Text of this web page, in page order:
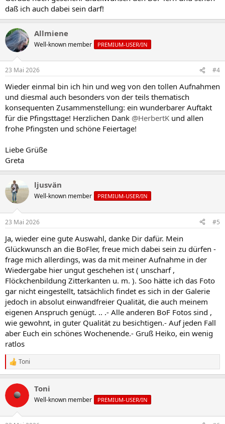
daß ich auch dabei sein darf!
Allmiene
Well-known member PREMIUM-USER/IN
23 Mai 2026 #4
Wieder einmal bin ich hin und weg von den tollen Aufnahmen
und diesmal auch besonders von der teils thematisch
konsequenten Zusammenstellung: ein wunderbarer Auftakt
für die Pfingsttage! Herzlichen Dank @HerbertK und allen
frohe Pfingsten und schöne Feiertage!
Liebe Grüße
Greta
ljusvän
Well-known member PREMIUM-USER/IN
23 Mai 2026 #5
Ja, wieder eine gute Auswahl, danke Dir dafür. Mein
Glückwunsch an die BoFler, freue mich dabei sein zu dürfen -
frage mich allerdings, was da mit meiner Aufnahme in der
Wiedergabe hier ungut geschehen ist ( unscharf ,
Flöckchenbildung Zitterkanten u. m. ). Soo hätte ich das Foto
gar nicht eingestellt, tatsächlich findet es sich in der Galerie
jedoch in absolut einwandfreier Qualität, die auch meinem
eigenen Anspruch genügt. .. .- Alle anderen BoF Fotos sind ,
wie gewohnt, in guter Qualität zu besichtigen.- Auf jeden Fall
aber Euch ein schönes Wochenende.- Gruß Heiko, ein wenig
ratlos
R
e
k
i
Toni
Toni
Well-known member PREMIUM-USER/IN